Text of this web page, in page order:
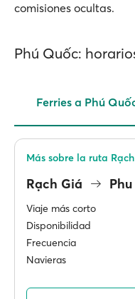
comisiones ocultas.
Phú Quốc:
Ferries a Phú
Rạch Giá
Viaje más corto
Disponibilidad
Frecuencia
Navieras
Más sobre la ruta